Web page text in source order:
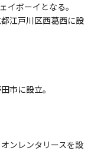
イボーイとなる。
江戸川区西葛西に設
市に設立。
ンレンタリースを設